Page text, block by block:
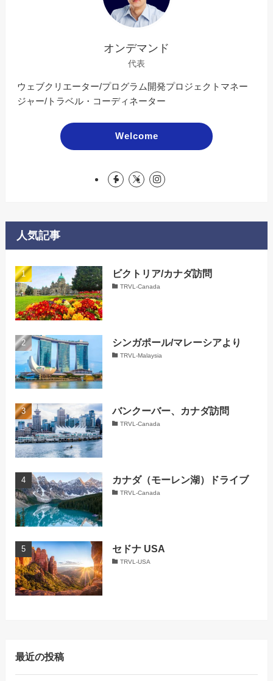
オンデマンド
代表
ウェブクリエーター/プログラム開発プロジェクトマネー
ジャー/トラベル・コーディネーター
Welcome
人気記事
ビクトリア/カナダ訪問
TRVL-Canada
シンガポール/マレーシアより
TRVL-Malaysia
バンクーバー、カナダ訪問
TRVL-Canada
カナダ（モーレン湖）ドライブ
TRVL-Canada
セドナ USA
TRVL-USA
最近の投稿